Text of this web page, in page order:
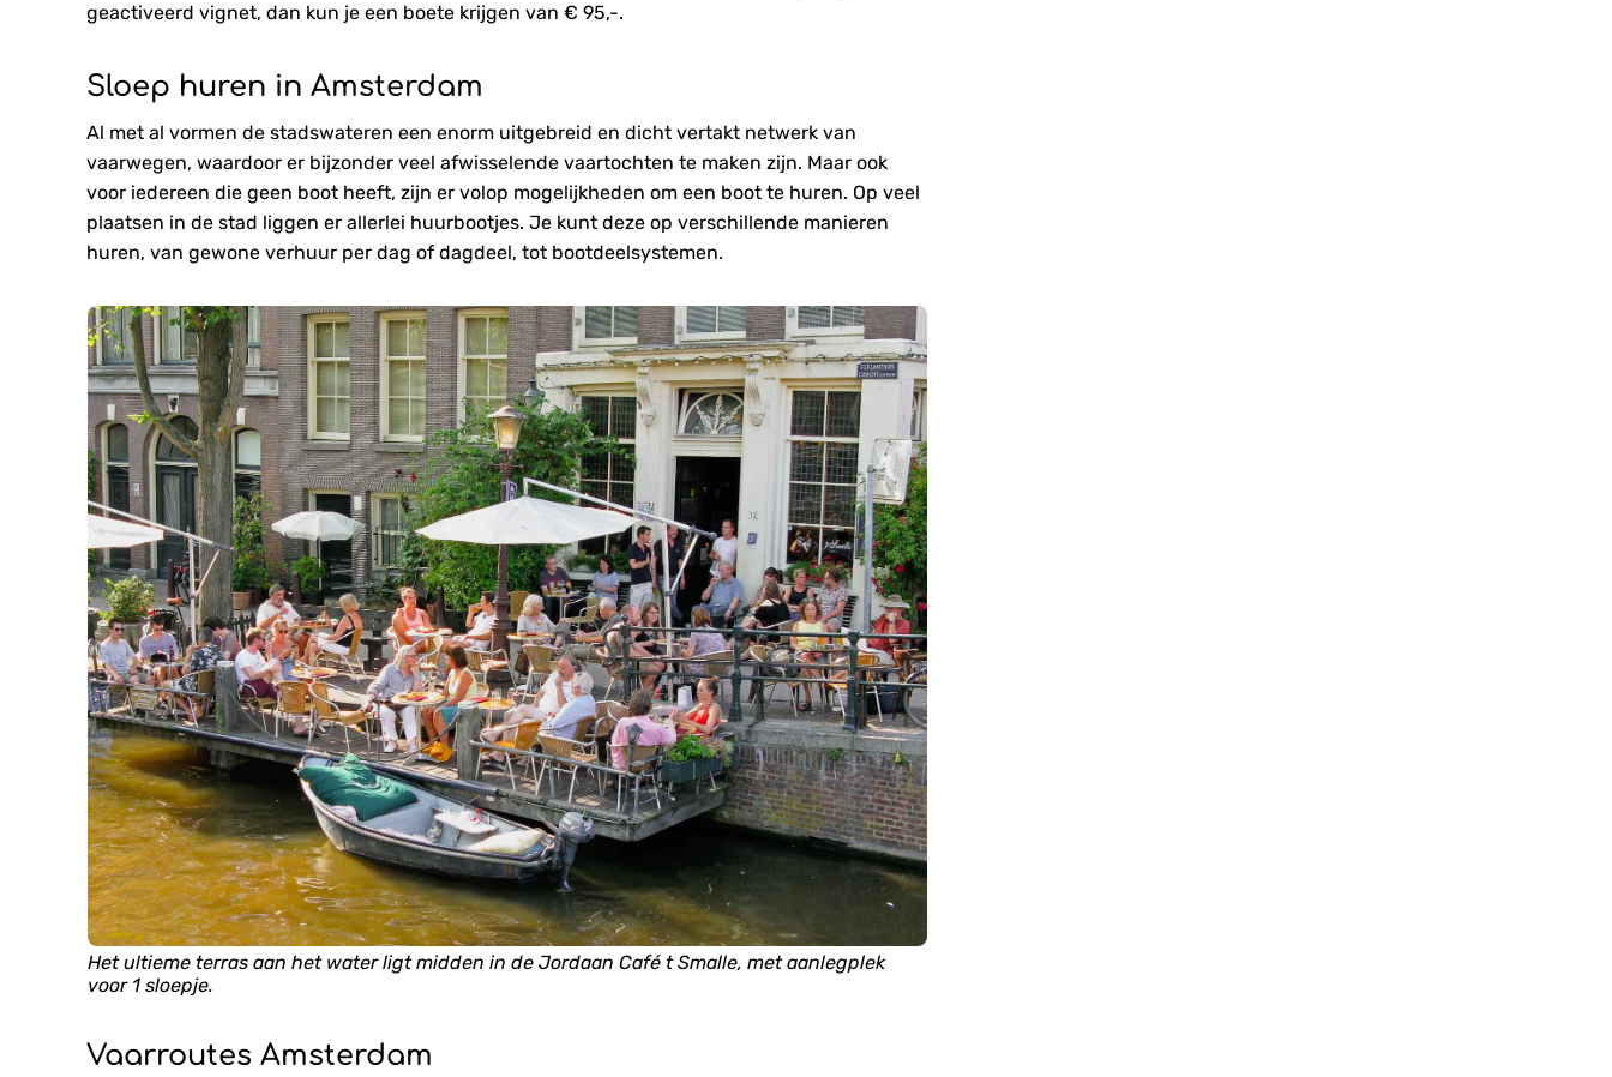
geactiveerd vignet, dan kun je een boete krijgen van € 95,-.
Sloep huren in Amsterdam
Al met al vormen de stadswateren een enorm uitgebreid en dicht vertakt netwerk van
vaarwegen, waardoor er bijzonder veel afwisselende vaartochten te maken zijn. Maar ook
voor iedereen die geen boot heeft, zijn er volop mogelijkheden om een boot te huren. Op veel
plaatsen in de stad liggen er allerlei huurbootjes. Je kunt deze op verschillende manieren
huren, van gewone verhuur per dag of dagdeel, tot bootdeelsystemen.
Het ultieme terras aan het water ligt midden in de Jordaan Café t Smalle, met aanlegplek
voor 1 sloepje.
Vaarroutes Amsterdam